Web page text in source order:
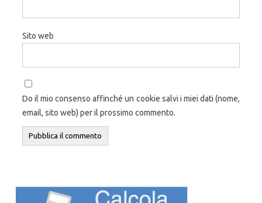
Sito web
Do il mio consenso affinché un cookie salvi i miei dati (nome,
email, sito web) per il prossimo commento.